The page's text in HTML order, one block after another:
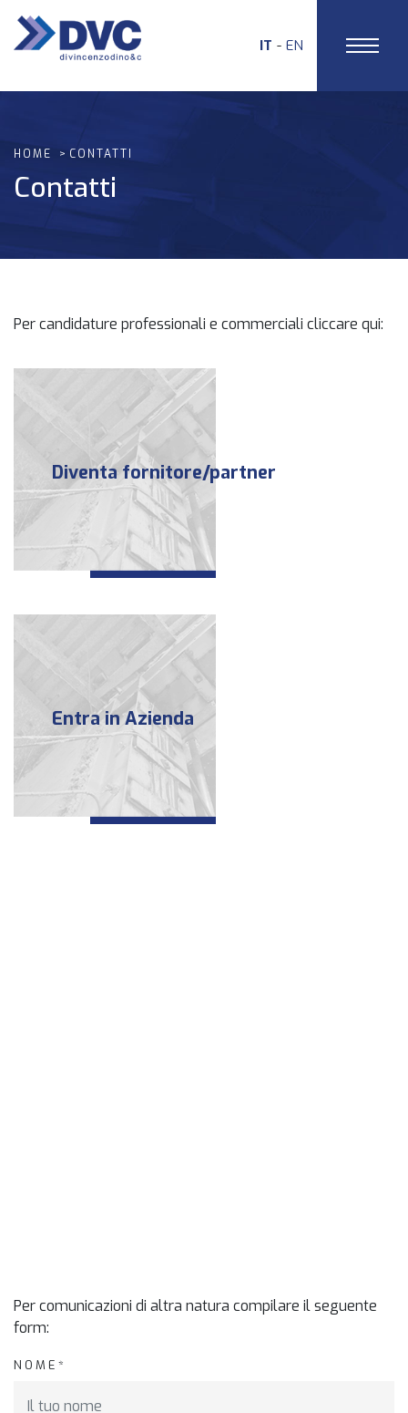
IT EN
HOME CONTATTI
Contatti
Per candidature professionali e commerciali cliccare qui:
Diventa fornitore/partner
Entra in Azienda
Per comunicazioni di altra natura compilare il seguente
form:
NOME*